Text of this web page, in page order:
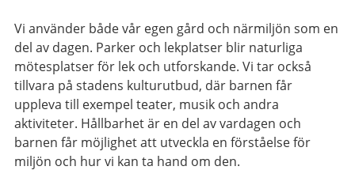
Vi använder både vår egen gård och närmiljön som en
del av dagen. Parker och lekplatser blir naturliga
mötesplatser för lek och utforskande. Vi tar också
tillvara på stadens kulturutbud, där barnen får
uppleva till exempel teater, musik och andra
aktiviteter. Hållbarhet är en del av vardagen och
barnen får möjlighet att utveckla en förståelse för
miljön och hur vi kan ta hand om den.